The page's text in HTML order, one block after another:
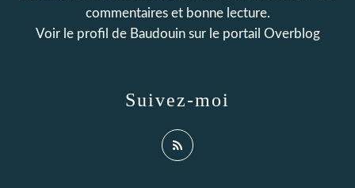
Suivez-moi
commentaires et bonne lecture.
Voir le profil de Baudouinsur le portail Overblog